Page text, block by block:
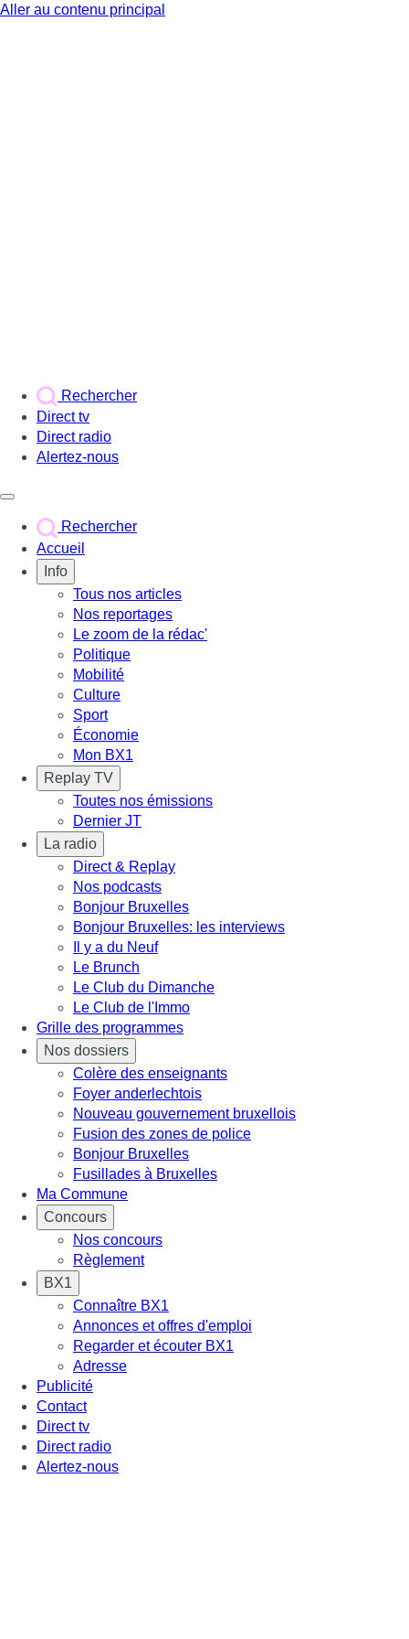
Aller au contenu principal
Rechercher
Direct tv
Direct radio
Alertez-nous
Rechercher
Accueil
Info
Tous nos articles
Nos reportages
Le zoom de la rédac'
Politique
Mobilité
Culture
Sport
Économie
Mon BX1
Replay TV
Toutes nos émissions
Dernier JT
La radio
Direct & Replay
Nos podcasts
Bonjour Bruxelles
Bonjour Bruxelles: les interviews
Il y a du Neuf
Le Brunch
Le Club du Dimanche
Le Club de l'Immo
Grille des programmes
Nos dossiers
Colère des enseignants
Foyer anderlechtois
Nouveau gouvernement bruxellois
Fusion des zones de police
Bonjour Bruxelles
Fusillades à Bruxelles
Ma Commune
Concours
Nos concours
Règlement
BX1
Connaître BX1
Annonces et offres d'emploi
Regarder et écouter BX1
Adresse
Publicité
Contact
Direct tv
Direct radio
Alertez-nous